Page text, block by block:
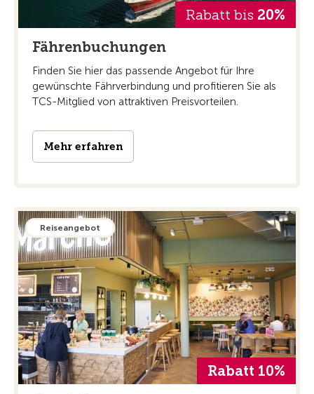
Rabatt bis 20%
Fährenbuchungen
Finden Sie hier das passende Angebot für Ihre
gewünschte Fährverbindung und profitieren Sie als
TCS-Mitglied von attraktiven Preisvorteilen.
Mehr erfahren
Reiseangebot
Rabatt 10%